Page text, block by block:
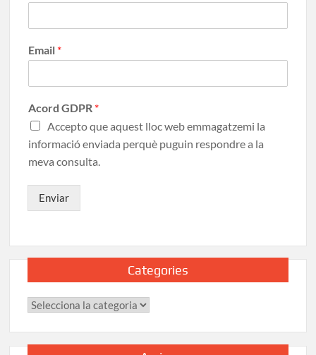
Email *
Acord GDPR *
Accepto que aquest lloc web emmagatzemi la
informació enviada perquè puguin respondre a la
meva consulta.
Enviar
Categories